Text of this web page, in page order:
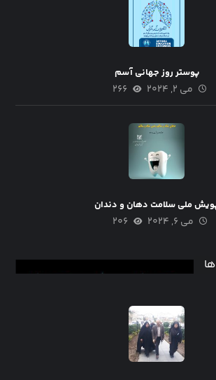
پوستر روز جهانی آسم
می ۲, ۲۰۲۴ ۲۶۶
ملی سلامت دهان و دندان
می ۶, ۲۰۲۴ ۲۰۶